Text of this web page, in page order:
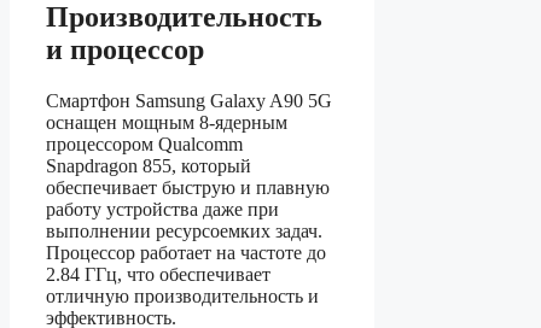
Производительность
и процессор
Смартфон Samsung Galaxy A90 5G
оснащен мощным 8-ядерным
процессором Qualcomm
Snapdragon 855, который
обеспечивает быструю и плавную
работу устройства даже при
выполнении ресурсоемких задач.
Процессор работает на частоте до
2.84 ГГц, что обеспечивает
отличную производительность и
эффективность.